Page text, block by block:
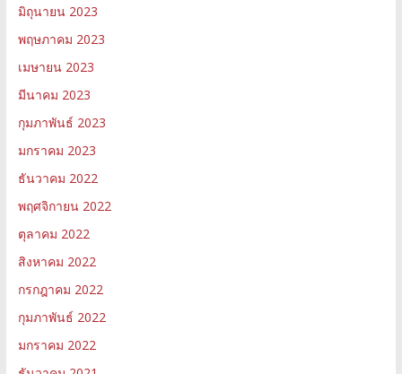
มิถุนายน 2023
พฤษภาคม 2023
เมษายน 2023
มีนาคม 2023
กุมภาพันธ์ 2023
มกราคม 2023
ธันวาคม 2022
พฤศจิกายน 2022
ตุลาคม 2022
สิงหาคม 2022
กรกฎาคม 2022
กุมภาพันธ์ 2022
มกราคม 2022